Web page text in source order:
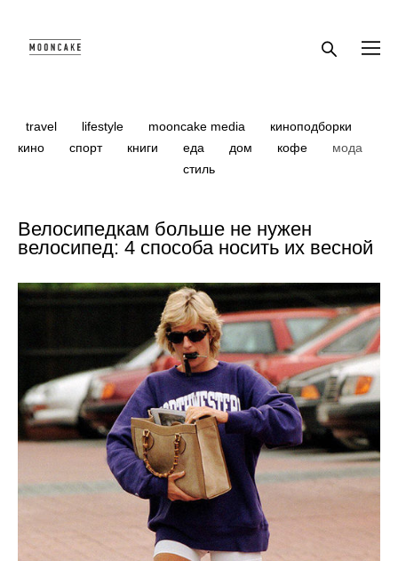
travel lifestyle mooncake media
киноподборки
кино
спорт книги еда дом кофе
мода
стиль
Велосипедкам больше не нужен
велосипед: 4 способа носить их весной